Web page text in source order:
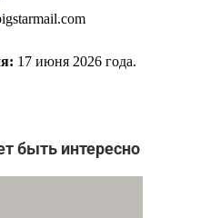
17 июня 2026 года.
быть интересно